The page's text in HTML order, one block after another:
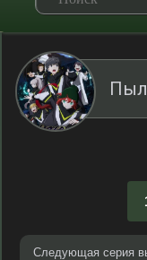
Следующая серия